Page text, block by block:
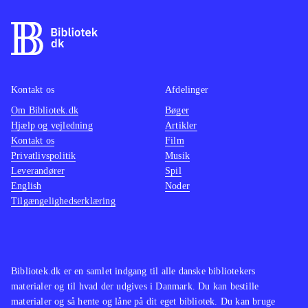
opgraderinger mv. meget hurtigt, så
man i løbet af en halv time føler sig
badass, når man tæver dæmoner og
flyver rundt med brændende
englevinger. Grafikken er dog
skuffende i begge spil. Vi er tæt på
PS3- og Xbox 360-niveau.
Sværhedsgraden er relativt lav,
hvilket for nogen måske er et
Den grovkornede humor sætter
aldersgrænsen til 15 år. PEGI: 18 og
Bibliotek.dk er en samlet indgang til alle danske bibliotekers
materialer og til hvad der udgives i Danmark. Du kan bestille
materialer og så hente og låne på dit eget bibliotek. Du kan bruge
Kontakt os
Om Bibliotek.dk
Hjælp og vejledning
Kontakt os
Privatlivspolitik
Leverandører
English
Tilgængelighedserklæring
Afdelinger
Bøger
Artikler
Film
Musik
Spil
Noder